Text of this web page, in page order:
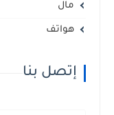
مال
هواتف
إتصل بنا